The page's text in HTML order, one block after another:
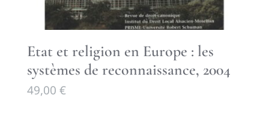
Etat et religion en Europe : les
systèmes de reconnaissance, 2004
49,00 €